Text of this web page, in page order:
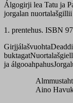
Álgogirji lea Tatu ja
jorgalan
1. prentehus. ISBN
Girjjálašvuohta
buktagat
ja álgooahpahus
Aino